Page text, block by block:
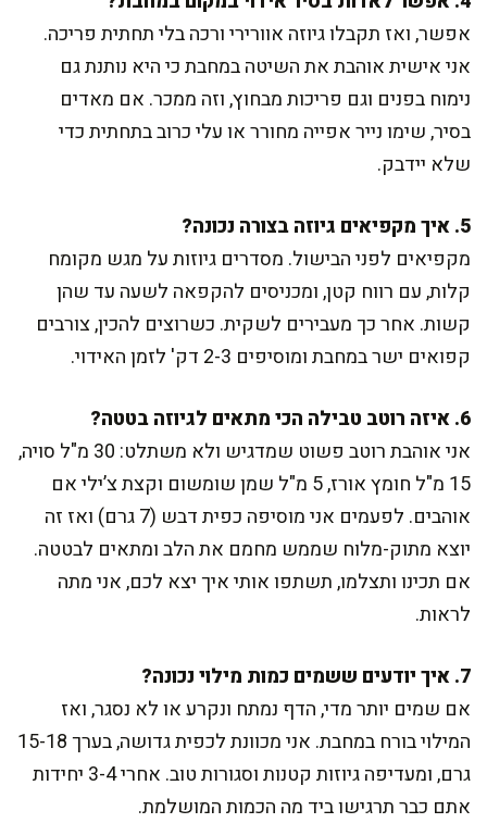
אפשר, ואז תקבלו גיוזה אוורירי ורכה בלי תחתית פריכה.
אני אישית אוהבת את השיטה במחבת כי היא נותנת גם
נימוח בפנים וגם פריכות מבחוץ, וזה ממכר. אם מאדים
בסיר, שימו נייר אפייה מחורר או עלי כרוב בתחתית כדי
שלא יידבק.
5. איך מקפיאים גיוזה בצורה נכונה?
מקפיאים לפני הבישול. מסדרים גיוזות על מגש מקומח
קלות, עם רווח קטן, ומכניסים להקפאה לשעה עד שהן
קשות. אחר כך מעבירים לשקית. כשרוצים להכין, צורבים
קפואים ישר במחבת ומוסיפים 2-3 דק' לזמן האידוי.
6. איזה רוטב טבילה הכי מתאים לגיוזה בטטה?
אני אוהבת רוטב פשוט שמדגיש ולא משתלט: 30 מ"ל סויה,
15 מ"ל חומץ אורז, 5 מ"ל שמן שומשום וקצת צ’ילי אם
אוהבים. לפעמים אני מוסיפה כפית דבש (7 גרם) ואז זה
יוצא מתוק-מלוח שממש מחמם את הלב ומתאים לבטטה.
אם תכינו ותצלמו, תשתפו אותי איך יצא לכם, אני מתה
לראות.
7. איך יודעים ששמים כמות מילוי נכונה?
אם שמים יותר מדי, הדף נמתח ונקרע או לא נסגר, ואז
המילוי בורח במחבת. אני מכוונת לכפית גדושה, בערך 15-18
גרם, ומעדיפה גיוזות קטנות וסגורות טוב. אחרי 3-4 יחידות
אתם כבר תרגישו ביד מה הכמות המושלמת.